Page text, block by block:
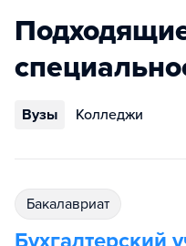
Вузы Колледжи
бакалавриат